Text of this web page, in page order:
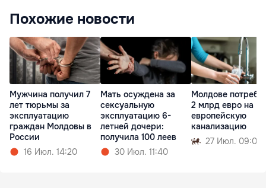
Похожие новости
Мужчина получил 7
лет тюрьмы за
эксплуатацию
граждан Молдовы в
России
16 Июл. 14:20
Мать осуждена за
сексуальную
эксплуатацию 6-
летней дочери:
получила 100 леев
30 Июл. 11:40
Молдове
2 млрд евро на
европейскую
канализацию
27 Июл. 09:06